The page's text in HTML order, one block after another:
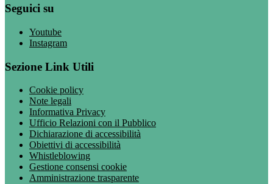
Seguici su
Youtube
Instagram
Sezione Link Utili
Cookie policy
Note legali
Informativa Privacy
Ufficio Relazioni con il Pubblico
Dichiarazione di accessibilità
Obiettivi di accessibilità
Whistleblowing
Gestione consensi cookie
Amministrazione trasparente